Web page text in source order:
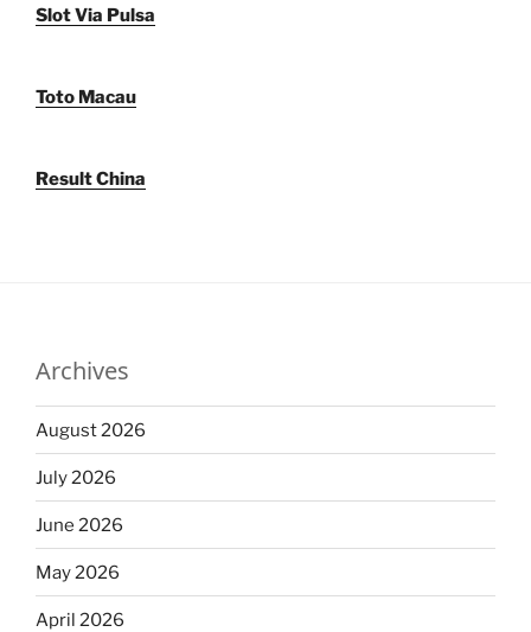
Slot Via Pulsa
Toto Macau
Result China
Archives
August 2026
July 2026
June 2026
May 2026
April 2026